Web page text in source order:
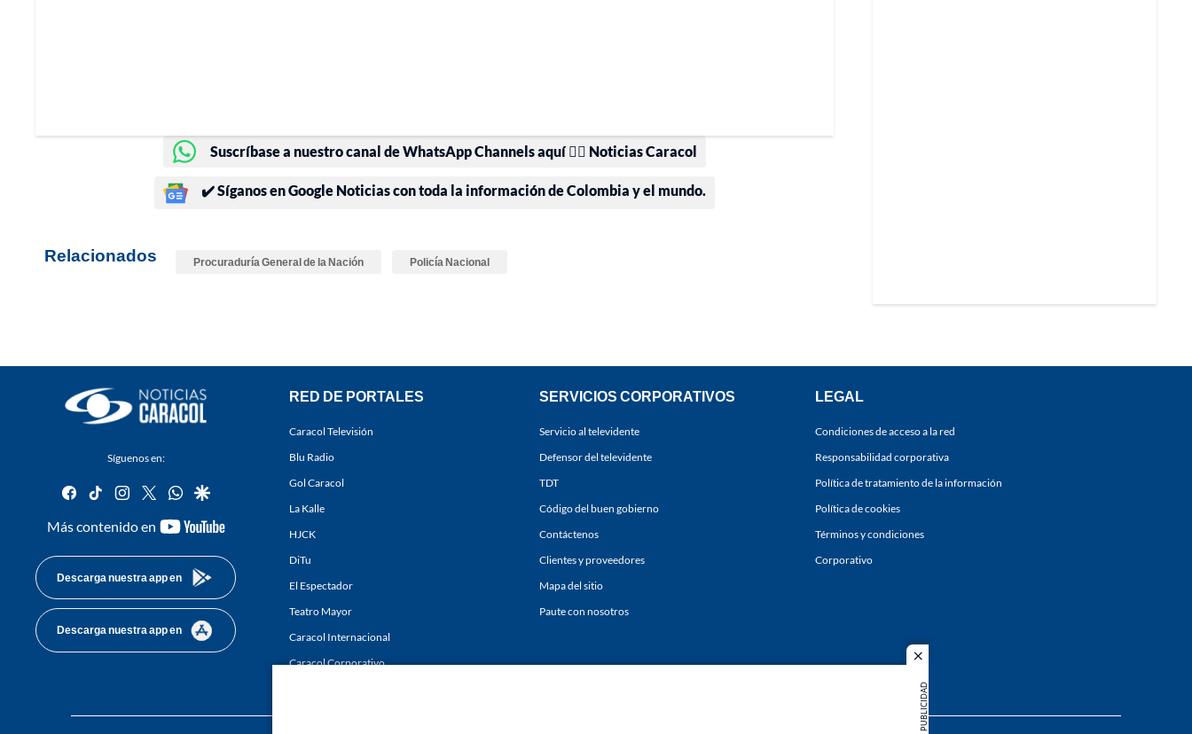
close
PUBLICIDAD
Suscríbase a nuestro canal de WhatsApp Channels aquí 👉🏻 Noticias Caracol
✔️ Síganos en Google Noticias con toda la información de Colombia y el mundo.
Relacionados Procuraduría General de la Nación Policía Nacional
Síguenos en:
facebook
tiktok instagram
twitterwhatsapp
google
Más contenido en
youtube-
Descarga nuestra app en
Descarga nuestra app en
RED DE PORTALES
Caracol Televisión
Blu Radio
Gol Caracol
La Kalle
HJCK
DiTu
El Espectador
Teatro Mayor
Caracol Internacional
Caracol Corporativo
SERVICIOS CORPORATIVOS
Servicio al televidente
Defensor del televidente
TDT
Código del buen gobierno
Contáctenos
Clientes y proveedores
Mapa del sitio
Paute con nosotros
LEGAL
Condiciones de acceso a la red
Responsabilidad corporativa
Política de tratamiento de la información
Política de cookies
Términos y condiciones
Corporativo